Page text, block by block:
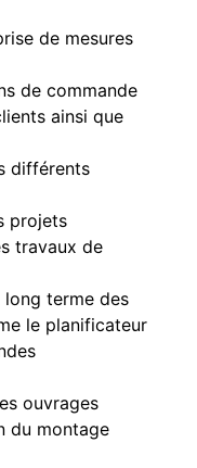
de mesures
de commande
ainsi que
différents
projets
travaux de
terme des
le planificateur
ouvrages
du montage